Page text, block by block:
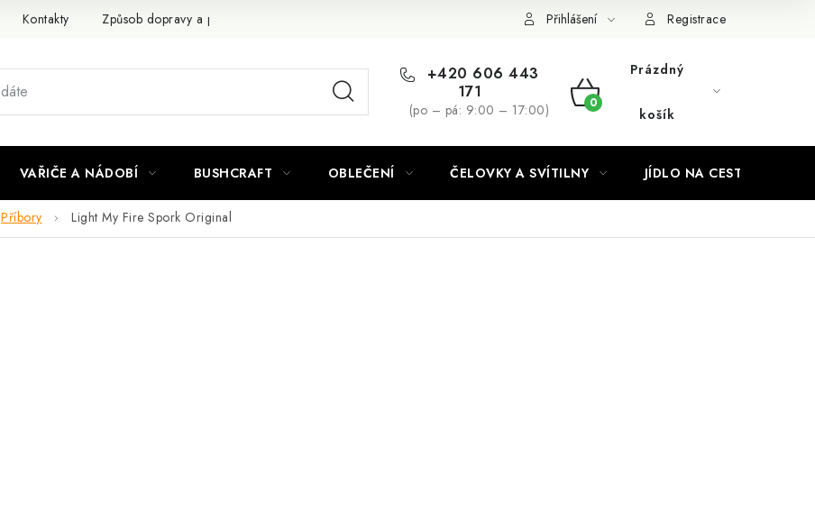
Kontakty Způsob dopravy a platby Podmínky ochrany osobních údajů
Přihlášení Registrace
+420 606 443
171
(po – pá: 9:00 – 17:00)
NÁKUPNÍ
Prázdný
košík
VAŘIČE A NÁDOBÍ BUSHCRAFT OBLEČENÍ ČELOVKY A SVÍTILNY JÍDLO NA CESTY
Příbory Light My Fire Spork Original